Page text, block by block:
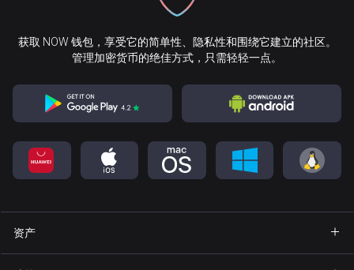
获取 NOW 钱包，享受它的简单性、隐私性和围绕它建立的社区。
管理加密货币的绝佳方式，只需轻轻一点。
资产